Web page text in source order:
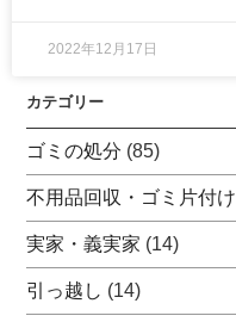
2022年12月17日
カテゴリー
ゴミの処分 (85)
不用品回収・ゴミ片付け
実家・義実家 (14)
引っ越し (14)